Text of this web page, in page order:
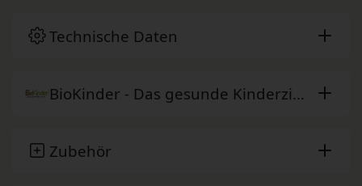
Technische Daten
BioKinder - Das gesunde Kinderzimmer
Zubehör